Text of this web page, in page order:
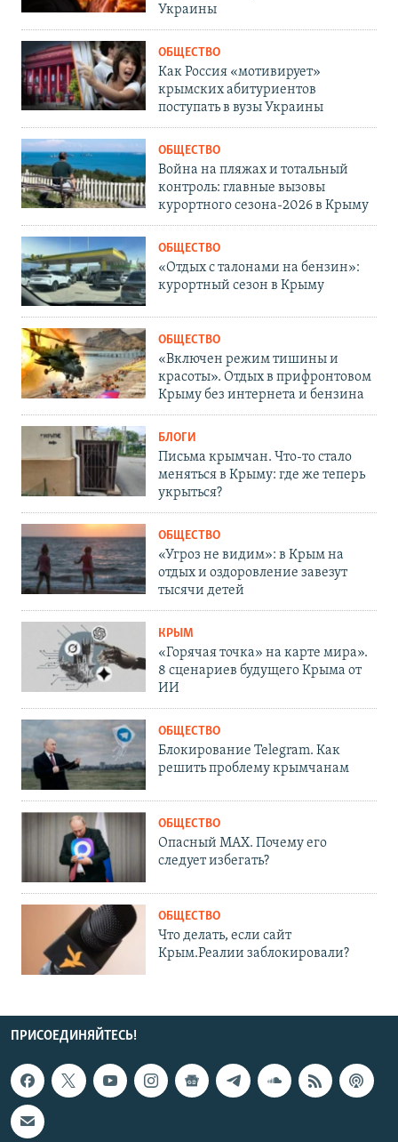
Украины
ОБЩЕСТВО
Как Россия «мотивирует»
крымских абитуриентов
поступать в вузы Украины
ОБЩЕСТВО
Война на пляжах и тотальный
контроль: главные вызовы
курортного сезона-2026 в Крыму
ОБЩЕСТВО
«Отдых с талонами на бензин»:
курортный сезон в Крыму
ОБЩЕСТВО
«Включен режим тишины и
красоты». Отдых в прифронтовом
Крыму без интернета и бензина
БЛОГИ
Письма крымчан. Что-то стало
меняться в Крыму: где же теперь
укрыться?
ОБЩЕСТВО
«Угроз не видим»: в Крым на
отдых и оздоровление завезут
тысячи детей
КРЫМ
«Горячая точка» на карте мира».
8 сценариев будущего Крыма от
ИИ
ОБЩЕСТВО
Блокирование Telegram. Как
решить проблему крымчанам
ОБЩЕСТВО
Опасный MAX. Почему его
следует избегать?
ОБЩЕСТВО
Что делать, если сайт
Крым.Реалии заблокировали?
ПРИСОЕДИНЯЙТЕСЬ!